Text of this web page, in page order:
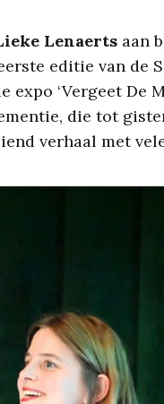
Lenaerts aan
editie van de
‘Vergeet De
die tot
verhaal met